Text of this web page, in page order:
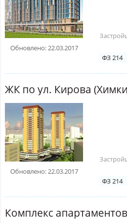
Обновлено: 22.03.2017
ФЗ 214
ЖК по ул. Кирова
Обновлено: 22.03.2017
ФЗ 214